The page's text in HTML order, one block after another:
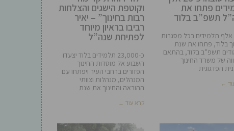
פתחו את
תשפ”ב בלוד
כ-23 אלף תלמידים בכל מסגרות
בלוד, פתחו את שנת
תשפ”ב בלוד, בהתאם
של משרד החינוך
הפדגוגית
←
וקוטפת הישגים והצלחות
רבות בחינוך” – יאיר
רביבו בראיון מיוחד
לפתיחת שנה”ל
כ-23,000 תלמידים בלוד יצעדו
השבוע אל מוסדות החינוך
הפזורים ברחבי העיר ויפתחו עם
המנהלים, מנהלות וצוותי
ההוראה והחינוך את שנת
קרא עוד ←